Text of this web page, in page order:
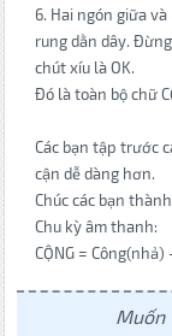
6. Hai ngón giữa
rung dằn dây.
chút xíu là OK.
Đó là toàn bộ chữ
Các bạn tập trước
cận dễ dàng hơn.
Chúc các bạn
Chu kỳ âm thanh:
CỘNG =
Muốn